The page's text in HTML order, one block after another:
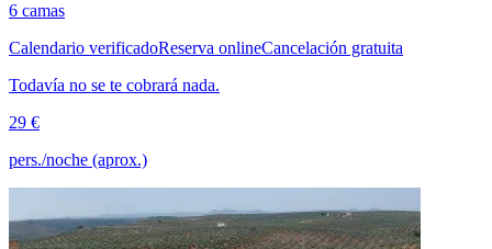
6 camas
Calendario verificadoReserva onlineCancelación gratuita
Todavía no se te cobrará nada.
29 €
pers./noche (aprox.)